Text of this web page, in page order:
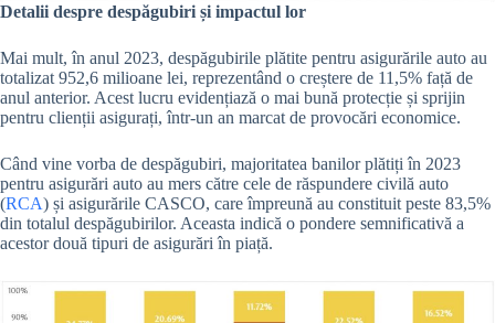
Detalii despre despăgubiri și impactul lor
Mai mult, în anul 2023, despăgubirile plătite pentru asigurările auto au
totalizat 952,6 milioane lei, reprezentând o creștere de 11,5% față de
anul anterior. Acest lucru evidențiază o mai bună protecție și sprijin
pentru clienții asigurați, într-un an marcat de provocări economice.
Când vine vorba de despăgubiri, majoritatea banilor plătiți în 2023
pentru asigurări auto au mers către cele de răspundere civilă auto
(RCA) și asigurările CASCO, care împreună au constituit peste 83,5%
din totalul despăgubirilor. Aceasta indică o pondere semnificativă a
acestor două tipuri de asigurări în piață.